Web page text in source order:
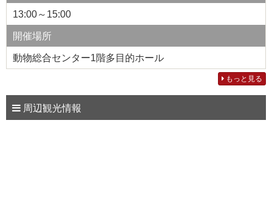
13:00～15:00
開催場所
動物総合センター1階多目的ホール
もっと見る
周辺観光情報